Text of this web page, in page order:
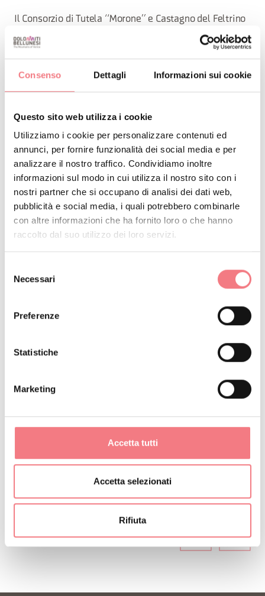
Consenso Dettagli Informazioni sui cookie
Questo sito web utilizza i cookie
Utilizziamo i cookie per personalizzare contenuti ed
annunci, per fornire funzionalità dei social media e per
analizzare il nostro traffico. Condividiamo inoltre
informazioni sul modo in cui utilizza il nostro sito con i
nostri partner che si occupano di analisi dei dati web,
pubblicità e social media, i quali potrebbero combinarle
con altre informazioni che ha fornito loro o che hanno
raccolto dal suo utilizzo dei loro servizi.
delNecessari
Preferenze
Statistiche
Marketing
Accetta tutti
Accetta selezionati
Rifiuta
Il Consorzio di Tutela “Morone” e Castagno del Feltrino
è nato nel 1996 per la salvaguardia delle piante
coltura attraverso una rinnovata passione di alcuni
abitanti.
Circa un centinaio di soci del Consorzio curano i
castagneti attraverso la pulizia dei boschi, la potatura,
l’innesto e la valorizzazione del prodotto locale.
Oggi sono state recuperate 460 piante di Moroni, tra
queste anche alberi secolari, a cui si aggiungono 282
piante giovani. Attualmente si stanno risanando anche
RESTA IN CONTATTO
Riceverai notizie, informazioni, itinerari, idee e
consigli per la tua vacanza in ogni stagione.